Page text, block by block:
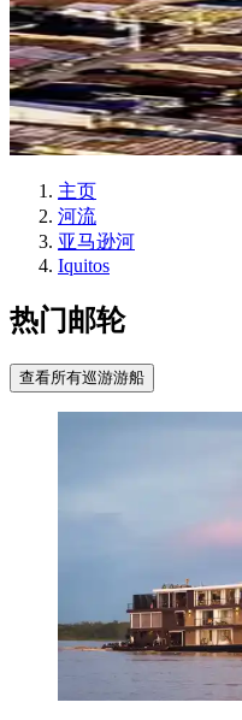
主页
河流
亚马逊河
Iquitos
热门邮轮
查看所有巡游游船